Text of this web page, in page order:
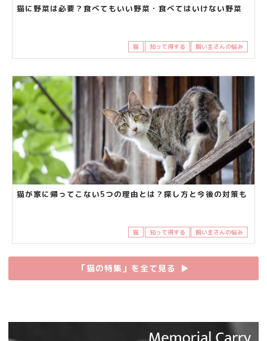
猫に野菜は必要？食べてもいい野菜・食べてはいけない野菜
猫 知って得する 飼い主さんの悩み
猫が家に帰ってこない5つの理由とは？探し方と今後の対策も
猫 知って得する 飼い主さんの悩み
「猫の特集」を全て見る ▶︎